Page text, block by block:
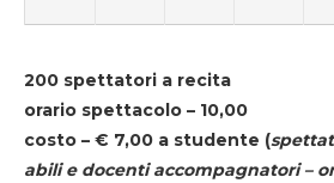
200 spettatori a recita
orario spettacolo – 10,00
costo – € 7,00 a studente (
abili e docenti accompagnatori –